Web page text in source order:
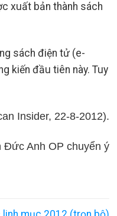
xuất bản thành sách
sách điện tử (e-
kiến đầu tiên này. Tuy
Insider, 22-8-2012).
Đức Anh OP chuyển ý